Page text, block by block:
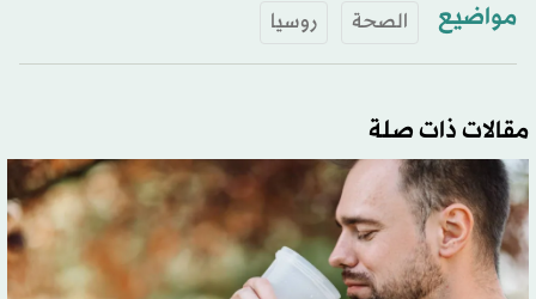
مواضيع الصحة روسيا
مقالات ذات صلة